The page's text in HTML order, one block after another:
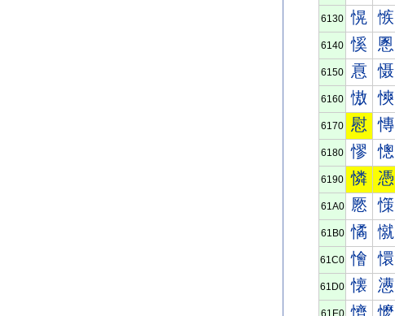
6130 愰 愱
6140 慀 慁
6150 慐 慑
6160 慠 慡
6170 慰 慱
6180 憀 憁
6190 憐 憑
61A0 憠 憡
61B0 憰 憱
61C0 懀 懁
61D0 懐 懑
61E0 懠 懡